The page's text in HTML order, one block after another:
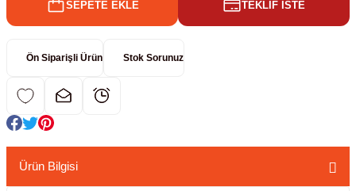
(Orbital Shaker)
Sıvıları
Hunileri
SEPETE EKLE TEKLİF İSTE
Ön Siparişli Ürün Stok Sorunuz
Ürün Bilgisi